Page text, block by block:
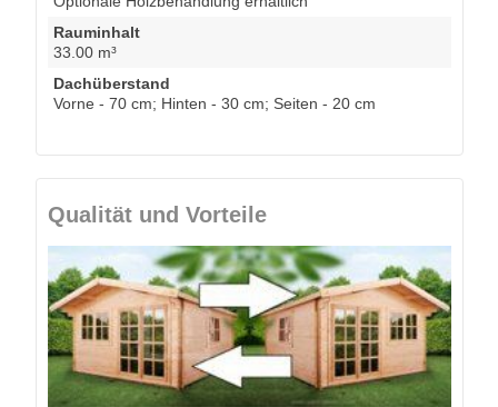
Rauminhalt
33.00 m³
Dachüberstand
Vorne - 70 cm; Hinten - 30 cm; Seiten - 20 cm
Qualität und Vorteile